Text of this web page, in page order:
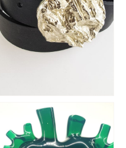
Terrible Enfant
CINTURONES